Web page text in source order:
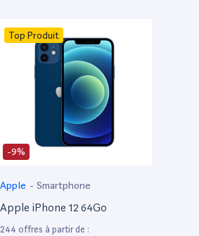
-9%
Top Produit
Apple - Smartphone
Apple iPhone 12 64Go
244 offres à partir de :